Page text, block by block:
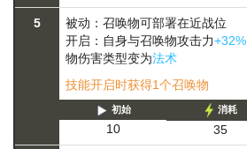
5
被动：召唤物可部署在近战位
开启：自身与召唤物攻击力+32%
物伤害类型变为法术
技能开启时获得1个召唤物
初始
10
消耗
35